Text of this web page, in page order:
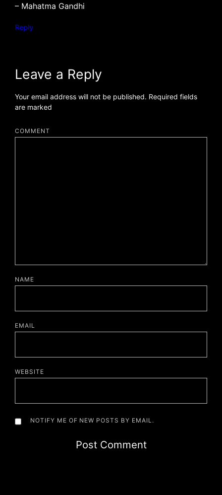
– Mahatma Gandhi
Reply
Leave a Reply
Your email address will not be published. Required fields
are marked
COMMENT
NAME
EMAIL
WEBSITE
NOTIFY ME OF NEW POSTS BY EMAIL.